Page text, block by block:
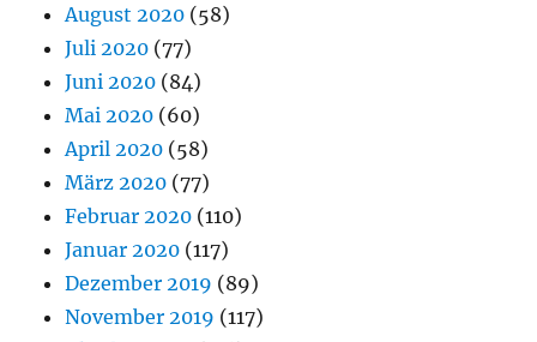
August 2020 (58)
Juli 2020 (77)
Juni 2020 (84)
Mai 2020 (60)
April 2020 (58)
März 2020 (77)
Februar 2020 (110)
Januar 2020 (117)
Dezember 2019 (89)
November 2019 (117)